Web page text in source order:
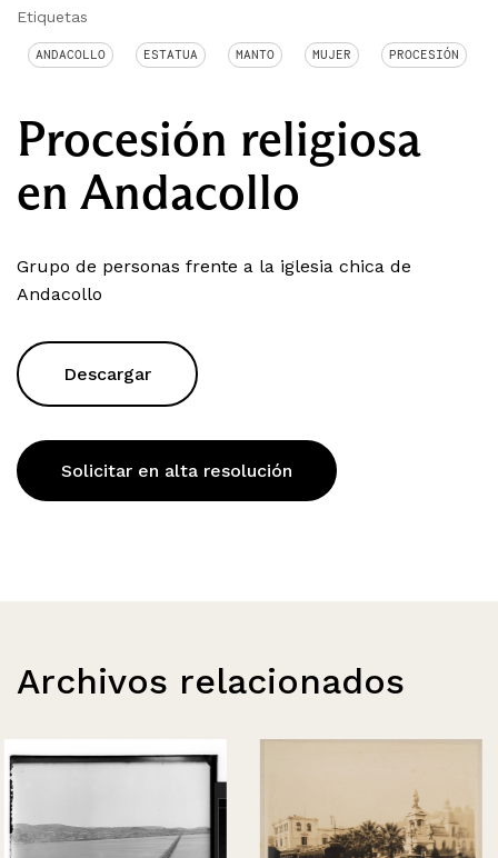
Etiquetas
ANDACOLLO ESTATUA MANTO MUJER PROCESIÓN
Procesión religiosa
en Andacollo
Grupo de personas frente a la iglesia chica de
Andacollo
Descargar
Solicitar en alta resolución
Archivos relacionados